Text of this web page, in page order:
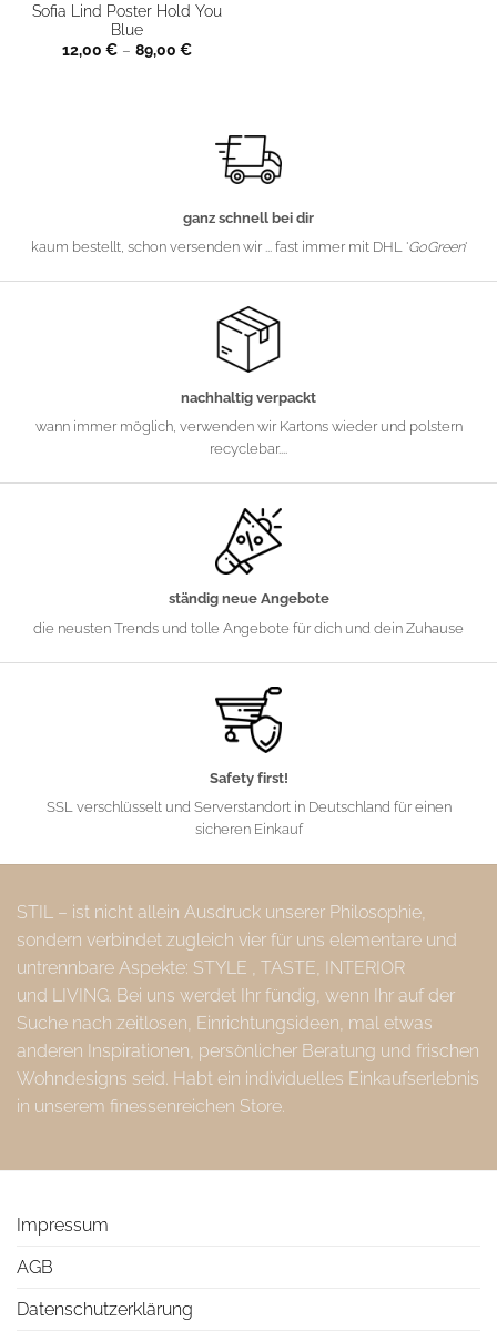
Sofia Lind Poster Hold You
Blue
12,00 € – 89,00 €
ganz schnell bei dir
kaum bestellt, schon versenden wir ... fast immer mit DHL 'GoGreen'
nachhaltig verpackt
wann immer möglich, verwenden wir Kartons wieder und polstern
recyclebar....
ständig neue Angebote
die neusten Trends und tolle Angebote für dich und dein Zuhause
Safety first!
SSL verschlüsselt und Serverstandort in Deutschland für einen
sicheren Einkauf
STIL – ist nicht allein Ausdruck unserer Philosophie,
sondern verbindet zugleich vier für uns elementare und
untrennbare Aspekte: STYLE , TASTE, INTERIOR
und LIVING. Bei uns werdet Ihr fündig, wenn Ihr auf der
Suche nach zeitlosen, Einrichtungsideen, mal etwas
anderen Inspirationen, persönlicher Beratung und frischen
Wohndesigns seid. Habt ein individuelles Einkaufserlebnis
in unserem finessenreichen Store.
Impressum
AGB
Datenschutzerklärung